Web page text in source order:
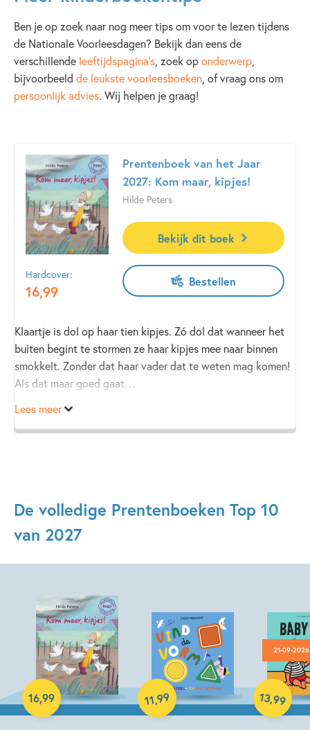
Ben je op zoek naar nog meer tips om voor te lezen tijdens
de Nationale Voorleesdagen? Bekijk dan eens de
verschillende leeftijdspagina’s , zoek oponderwerp
bijvoorbeeld de leukste voorleesboeken , of vraag ons om
persoonlijk advies. Wij helpen je graag!
Hardcover:
16,99
Prentenboek van het Jaar
2027: Kom maar, kipjes!
Hilde Peters
Bekijk dit boek
Bestellen
Klaartje is dol op haar tien kipjes. Zó dol dat wanneer het
buiten begint te stormen ze haar kipjes mee naar binnen
smokkelt. Zonder dat haar vader dat te weten mag komen!
Als dat maar goed gaat…
Lees meer
De volledige Prentenboeken Top 10
van 2027
16,99
Hardcover
11,99
Hardcover
21-09-2026
13,99
Hardcover